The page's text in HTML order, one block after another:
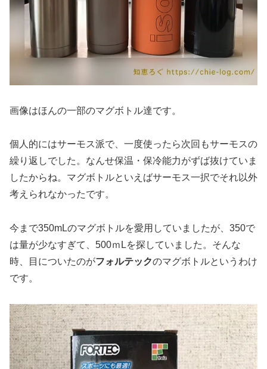
画像はほんの一部のマグボトル達です。
個人的にはサーモス派で、一度使ったら次回もサーモスの
繰り返しでした。なんせ保温・保冷能力がずば抜けていま
したからね。マグボトルといえばサーモス一択でそれ以外
考えられなかったです。
今まで350mLのマグボトルを愛用していましたが、350で
は量が少なすぎて、500ｍLを探していました。そんな
時、目についたのがフォルテックのマグボトルというわけ
です。